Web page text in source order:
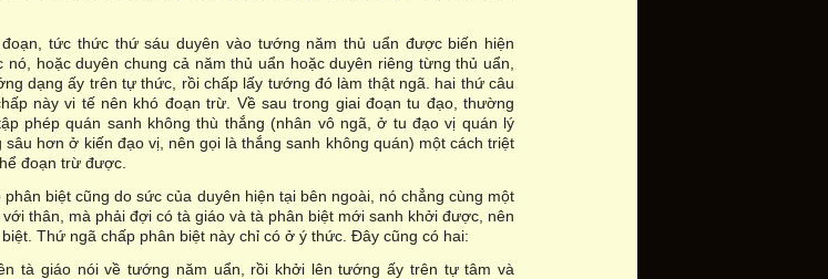
tức thức thứ sáu duyên vào tướng năm thủ uẩn được biến hiện
nó, hoặc duyên chung cả năm thủ uẩn hoặc duyên riêng từng thủ uẩn,
dạng ấy trên tự thức, rồi chấp lấy tướng đó làm thật ngã. hai thứ câu
này vi tế nên khó đoạn trừ. Về sau trong giai đoạn tu đạo, thường
phép quán sanh không thù thắng (nhân vô ngã, ở tu đạo vị quán lý
sâu hơn ở kiến đạo vị, nên gọi là thắng sanh không quán) một cách triệt
đoạn trừ được.
phân biệt cũng do sức của duyên hiện tại bên ngoài, nó chẳng cùng một
với thân, mà phải đợi có tà giáo và tà phân biệt mới sanh khởi được, nên
Thứ ngã chấp phân biệt này chỉ có ở ý thức. Ðây cũng có hai:
tà giáo nói về tướng năm uẩn, rồi khởi lên tướng ấy trên tự tâm và